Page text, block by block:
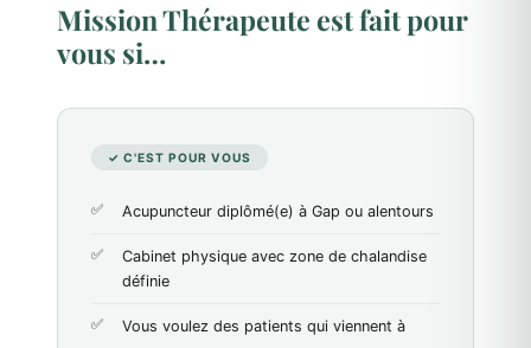
Mission Thérapeute est fait pour
vous si…
✓ C'EST POUR VOUS
Acupuncteur diplômé(e) à Gap ou alentours
Cabinet physique avec zone de chalandise
définie
Vous voulez des patients qui viennent à